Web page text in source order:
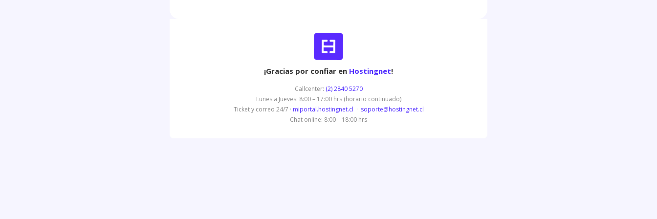
¡Gracias por confiar en Hostingnet!
Callcenter: (2) 2840 5270
Lunes a Jueves: 8:00 – 17:00 hrs (horario continuado)
Ticket y correo 24/7 · miportal.hostingnet.cl · soporte@hostingnet.cl
Chat online: 8:00 – 18:00 hrs